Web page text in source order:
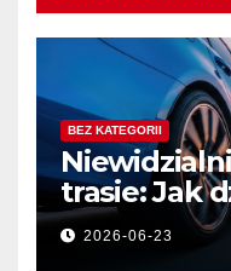
BEZ KATEGORII
trasie: Jak
drogowego?
2026-06-23